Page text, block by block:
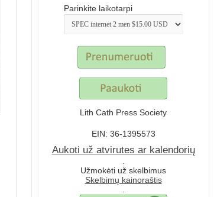
Parinkite laikotarpi
Lith Cath Press Society
EIN: 36-1395573
Aukoti už atvirutes ar kalendorių
.
Užmokėti už skelbimus
Skelbimų kainoraštis
.